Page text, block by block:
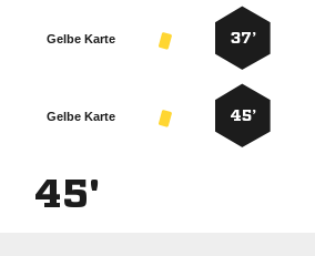
37’
Gelbe Karte
45’
Gelbe Karte
45'